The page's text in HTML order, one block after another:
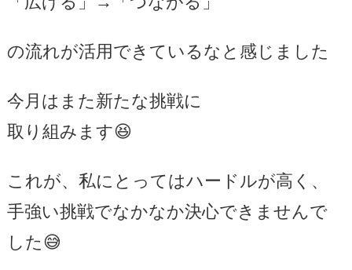
の流れが活用できているなと感じました
今月はまた新たな挑戦に
取り組みます😆
これが、私にとってはハードルが高く、
手強い挑戦でなかなか決心できませんで
した😅